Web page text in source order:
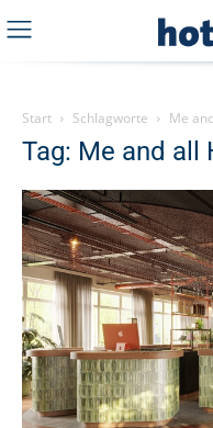
Start Schlagworte Me
Tag: Me and all